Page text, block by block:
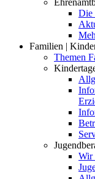
Die
Familien |
Themen
Wir